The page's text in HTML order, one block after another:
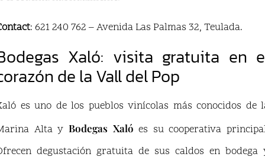
: 621 240 762 – Avenida Las Palmas 32, Teulada.
Xaló: visita gratuita en
de la Vall del Pop
es uno de los pueblos vinícolas más conocidos de
Alta y Bodegas Xaló es su cooperativa
degustación gratuita de sus caldos en bodega